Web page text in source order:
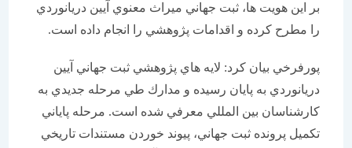
بر اين هويت ها، ثبت جهاني ميراث معنوي آيين دريانوردي
را مطرح كرده و اقدامات پژوهشي را انجام داده است.
پورفرخي بيان كرد: لايه هاي پژوهشي ثبت جهاني آيين
دريانوردي به پايان رسيده و مدارك طي مرحله جديدي به
كارشناسان بين المللي معرفي شده است. مرحله پاياني
تكميل پرونده ثبت جهاني، پيوند خوردن مستندات تاريخي